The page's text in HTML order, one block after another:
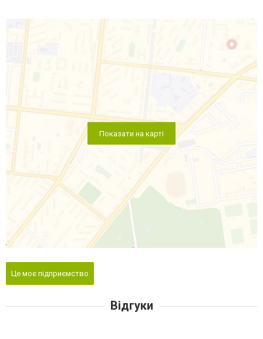
Показати на карті
Це моє підприємство
Відгуки